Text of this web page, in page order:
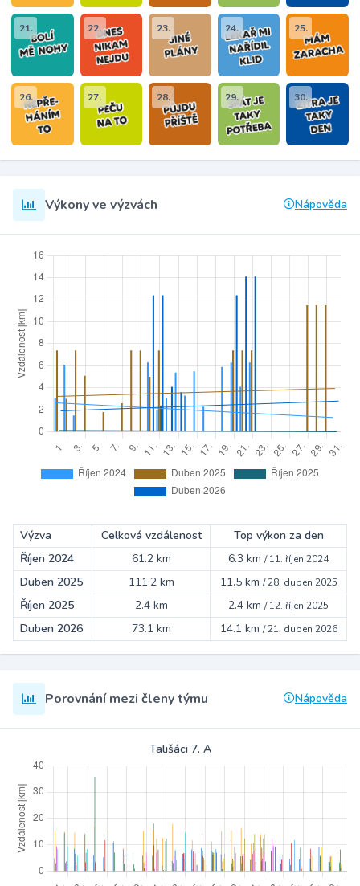
21. 22. 23. 24. 25.
26. 27. 28. 29. 30.
Výkony ve výzvách Nápověda
Výzva Celková vzdálenost
Top výkon za den
Říjen 2024
61.2 km 6.3 km /11. říjen 2024
Duben 2025 111.2 km 11.5 km /28. duben 2025
Říjen 2025 2.4 km 2.4 km /12. říjen 2025
Duben 2026 73.1 km 14.1 km /21. duben 2026
Porovnání mezi členy týmu Nápověda
Tališáci 7. A